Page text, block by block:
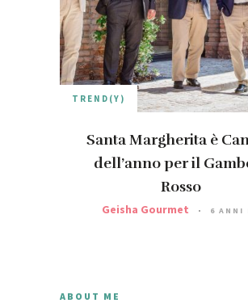
TREND(Y)
Santa Margherita è
dell’anno per il
Rosso
Geisha Gourmet 6 ANNI
ABOUT ME